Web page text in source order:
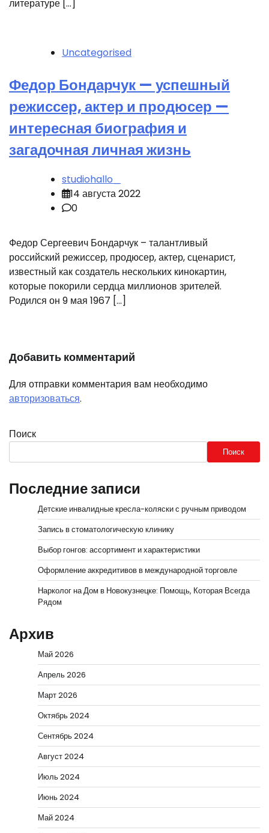
литературе […]
Uncategorised
Федор Бондарчук — успешный
режиссер, актер и продюсер —
интересная биография и
загадочная личная жизнь
studiohallo_
14 августа 2022
0
Федор Сергеевич Бондарчук – талантливый
российский режиссер, продюсер, актер, сценарист,
известный как создатель нескольких кинокартин,
которые покорили сердца миллионов зрителей.
Родился он 9 мая 1967 […]
Добавить комментарий
Для отправки комментария вам необходимо
авторизоваться.
Поиск
Поиск
Последние записи
Детские инвалидные кресла-коляски с ручным приводом
Запись в стоматологическую клинику
Выбор гонгов: ассортимент и характеристики
Оформление аккредитивов в международной торговле
Нарколог на Дом в Новокузнецке: Помощь, Которая Всегда
Рядом
Архив
Май 2026
Апрель 2026
Март 2026
Октябрь 2024
Сентябрь 2024
Август 2024
Июль 2024
Июнь 2024
Май 2024